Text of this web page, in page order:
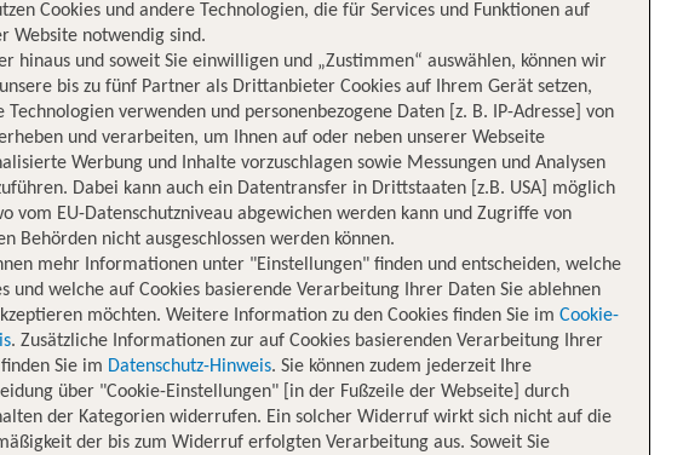
Cookies und andere Technologien, die für Services und Funktionen auf
Website notwendig sind.
hinaus und soweit Sie einwilligen und „Zustimmen“ auswählen, können wir
bis zu fünf Partner als Drittanbieter Cookies auf Ihrem Gerät setzen,
Technologien verwenden und personenbezogene Daten [z. B. IP-Adresse] von
erheben und verarbeiten, um Ihnen auf oder neben unserer Webseite
Werbung und Inhalte vorzuschlagen sowie Messungen und Analysen
Dabei kann auch ein Datentransfer in Drittstaaten [z.B. USA] möglich
vom EU-Datenschutzniveau abgewichen werden kann und Zugriffe von
Behörden nicht ausgeschlossen werden können.
mehr Informationen unter "Einstellungen" finden und entscheiden, welche
und welche auf Cookies basierende Verarbeitung Ihrer Daten Sie ablehnen
möchten. Weitere Information zu den Cookies finden Sie im Cookie-
. Zusätzliche Informationen zur auf Cookies basierenden Verarbeitung Ihrer
Sie im Datenschutz-Hinweis. Sie können zudem jederzeit Ihre
über "Cookie-Einstellungen" [in der Fußzeile der Webseite] durch
der Kategorien widerrufen. Ein solcher Widerruf wirkt sich nicht auf die
der bis zum Widerruf erfolgten Verarbeitung aus. Soweit Sie